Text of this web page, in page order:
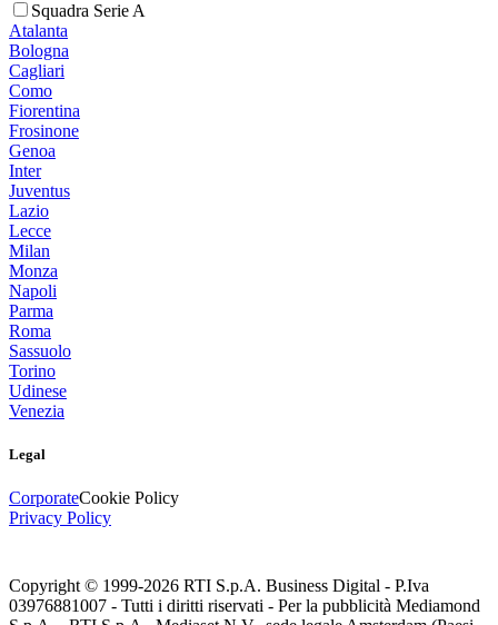
Squadra Serie A
Atalanta
Bologna
Cagliari
Como
Fiorentina
Frosinone
Genoa
Inter
Juventus
Lazio
Lecce
Milan
Monza
Napoli
Parma
Roma
Sassuolo
Torino
Udinese
Venezia
Legal
CorporateCookie Policy
Privacy Policy
Copyright © 1999-2026 RTI S.p.A. Business Digital - P.Iva
03976881007 - Tutti i diritti riservati - Per la pubblicità Mediamond